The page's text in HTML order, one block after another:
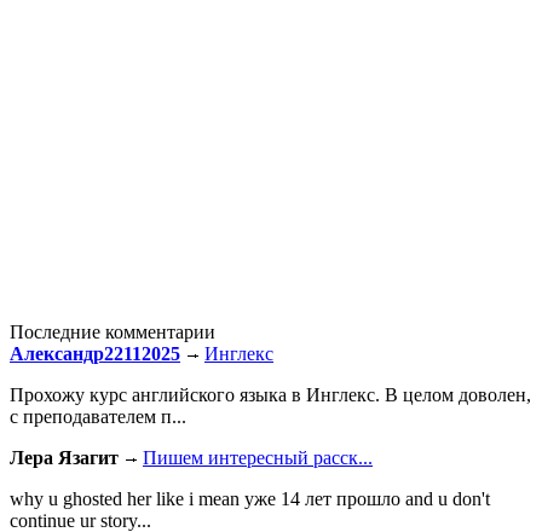
Последние комментарии
Александр22112025
Инглекс
Прохожу курс английского языка в Инглекс. В целом доволен,
с преподавателем п...
Лера Язагит
Пишем интересный расск...
why u ghosted her like i mean уже 14 лет прошло and u don't
continue ur story...